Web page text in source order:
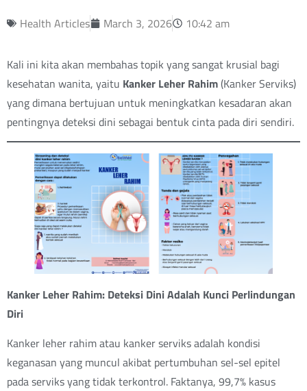
Health Articles March 3, 2026 10:42 am
Kali ini kita akan membahas topik yang sangat krusial bagi
kesehatan wanita, yaitu Kanker Leher Rahim(Kanker Serviks)
yang dimana bertujuan untuk meningkatkan kesadaran akan
pentingnya deteksi dini sebagai bentuk cinta pada diri sendiri.
Kanker Leher Rahim: Deteksi Dini Adalah Kunci Perlindungan
Diri
Kanker leher rahim atau kanker serviks adalah kondisi
keganasan yang muncul akibat pertumbuhan sel-sel epitel
pada serviks yang tidak terkontrol. Faktanya, 99,7% kasus